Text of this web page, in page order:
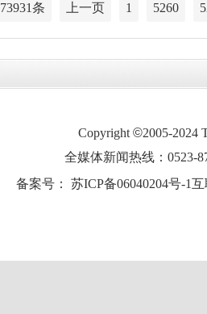
73931条 上一页 1 5260
Copyright ©2005-2024
全媒体新闻热线：0523-
备案号： 苏ICP备06040204号-1互